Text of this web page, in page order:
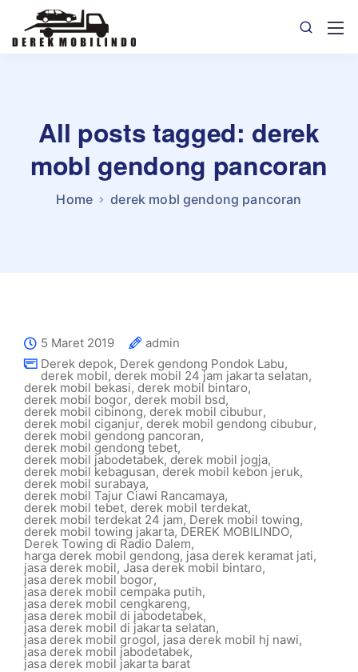
All posts tagged: derek
mobl gendong pancoran
Home derek mobl gendong pancoran
5 Maret 2019
admin
Derek depok, Derek gendong Pondok Labu,
derek mobil, derek mobil 24 jam jakarta selatan,
derek mobil bekasi, derek mobil bintaro,
derek mobil bogor,derek mobil bsd,
derek mobil cibinong, derek mobil cibubur,
derek mobil ciganjur,derek mobil gendong cibubur,
derek mobil gendong pancoran,
derek mobil gendong tebet,
derek mobil jabodetabek, derek mobil jogja,
derek mobil kebagusan, derek mobil kebon jeruk,
derek mobil surabaya,
derek mobil Tajur Ciawi Rancamaya,
derek mobil tebet, derek mobil terdekat,
derek mobil terdekat 24 jam, Derek mobil towing,
derek mobil towing jakarta, DEREK MOBILINDO,
Derek Towing di Radio Dalem,
harga derek mobil gendong, jasa derek keramat jati,
jasa derek mobil, Jasa derek mobil bintaro,
jasa derek mobil bogor,
jasa derek mobil cempaka putih,
jasa derek mobil cengkareng,
jasa derek mobil di jabodetabek,
jasa derek mobil di jakarta selatan,
jasa derek mobil grogol, jasa derek mobil hj nawi,
jasa derek mobil jabodetabek,
jasa derek mobil jakarta barat